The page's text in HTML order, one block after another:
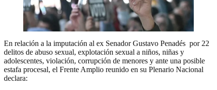
En relación a la imputación al ex Senador Gustavo Penadés por 22
delitos de abuso sexual, explotación sexual a niños, niñas y
adolescentes, violación, corrupción de menores y ante una posible
estafa procesal, el Frente Amplio reunido en su Plenario Nacional
declara: